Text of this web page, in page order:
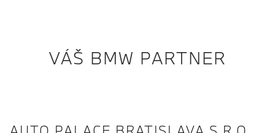
VÁŠ BMW PARTNER